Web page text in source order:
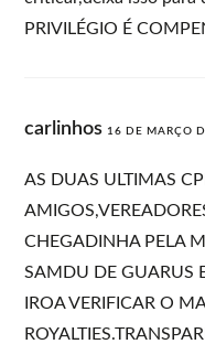
PRIVILÉGIO É
carlinhos 16 DE MARÇO
AS DUAS ULTIMAS
CHEGADINHA PELA
SAMDU DE GUARUS
IROA VERIFICAR O